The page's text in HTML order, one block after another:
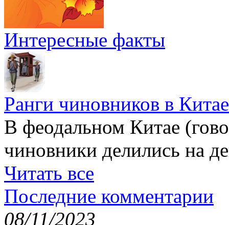
Интересные факты
Ранги чиновников в Китае
В феодальном Китае
чиновники делились на
Читать все
Последние комментарии
08/11/2023